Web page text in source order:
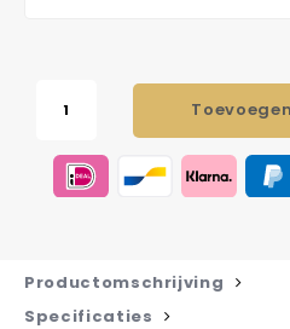
Productomschrijving
Specificaties